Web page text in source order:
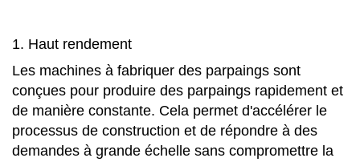
1. Haut rendement
Les machines à fabriquer des parpaings sont
conçues pour produire des parpaings rapidement et
de manière constante. Cela permet d'accélérer le
processus de construction et de répondre à des
demandes à grande échelle sans compromettre la